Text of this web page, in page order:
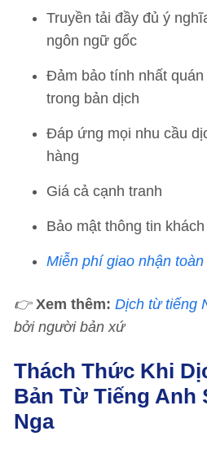
Truyền tải đầy đủ ý
ngôn ngữ gốc
Đảm bảo tính nhất
trong bản dịch
Đáp ứng mọi nhu cầu
hàng
Giá cả cạnh tranh
Bảo mật thông tin
Miễn phí giao nhận toàn
👉 Xem thêm: Dịch từ tiếng
bởi người bản xứ
Thách Thức Khi
Bản Từ Tiếng Anh
Nga